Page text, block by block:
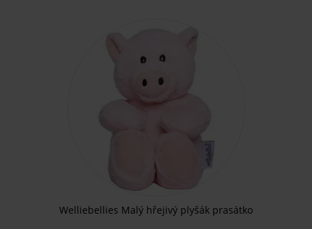
Welliebellies Malý hřejivý plyšák prasátko